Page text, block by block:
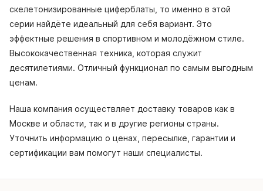
скелетонизированные циферблаты, то именно в этой
серии найдёте идеальный для себя вариант. Это
эффектные решения в спортивном и молодёжном стиле.
Высококачественная техника, которая служит
десятилетиями. Отличный функционал по самым выгодным
ценам.
Наша компания осуществляет доставку товаров как в
Москве и области, так и в другие регионы страны.
Уточнить информацию о ценах, пересылке, гарантии и
сертификации вам помогут наши специалисты.